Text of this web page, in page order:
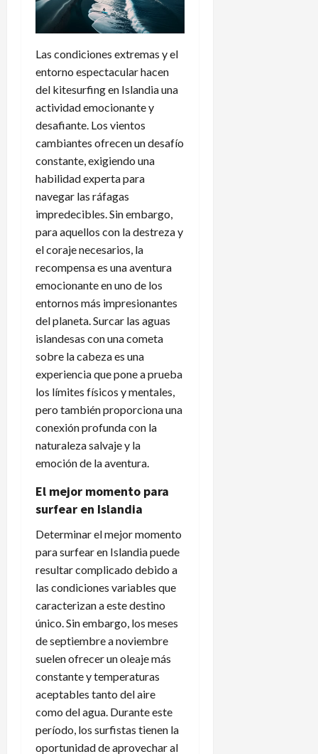
Las condiciones extremas y el
entorno espectacular hacen
del kitesurfing en Islandia una
actividad emocionante y
desafiante. Los vientos
cambiantes ofrecen un desafío
constante, exigiendo una
habilidad experta para
navegar las ráfagas
impredecibles. Sin embargo,
para aquellos con la destreza y
el coraje necesarios, la
recompensa es una aventura
emocionante en uno de los
entornos más impresionantes
del planeta. Surcar las aguas
islandesas con una cometa
sobre la cabeza es una
experiencia que pone a prueba
los límites físicos y mentales,
pero también proporciona una
conexión profunda con la
naturaleza salvaje y la
emoción de la aventura.
El mejor momento para
surfear en Islandia
Determinar el mejor momento
para surfear en Islandia puede
resultar complicado debido a
las condiciones variables que
caracterizan a este destino
único. Sin embargo, los meses
de septiembre a noviembre
suelen ofrecer un oleaje más
constante y temperaturas
aceptables tanto del aire
como del agua. Durante este
período, los surfistas tienen la
oportunidad de aprovechar al